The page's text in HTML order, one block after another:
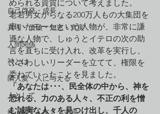
自己啓発・成長
真理・価値・知恵・真実
人間関係
神とは
隣人愛・人に与える
人として
絆・親子・友人・夫婦
められる資質について考えました。
老若男女からなる200万人もの大集団を
率いたモーセという人物が、非常に謙
遜な人物で、しゅうとイテロの次の助
言を直ちに受け入れ、改革を実行し、
ふさわしいリーダーを立てて、権限を
委ねていったことを見ました。
「あなたは･･･、民全体の中から、神を
恐れる、力のある人々、不正の利を憎
む誠実な人々を見つけ出し、千人の